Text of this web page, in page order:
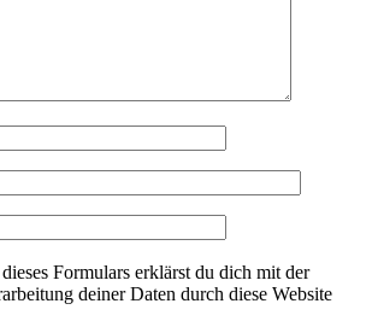
Formulars erklärst du dich mit der
deiner Daten durch diese Website